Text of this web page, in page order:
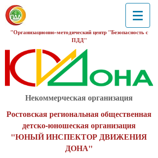
"Организационно-методический центр "Безопасность с
ПДД"
Некоммерческая организация
Ростовская региональная общественная
детско-юношеская организация
"ЮНЫЙ ИНСПЕКТОР ДВИЖЕНИЯ
ДОНА"